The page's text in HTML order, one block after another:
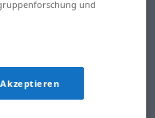
und
Akzeptieren